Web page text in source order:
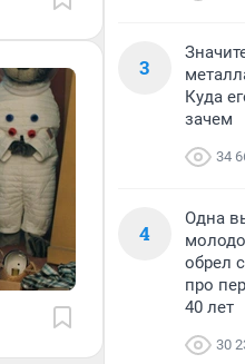
3
Куда
зачем
34
4
Одна
обрел
про
40 лет
30